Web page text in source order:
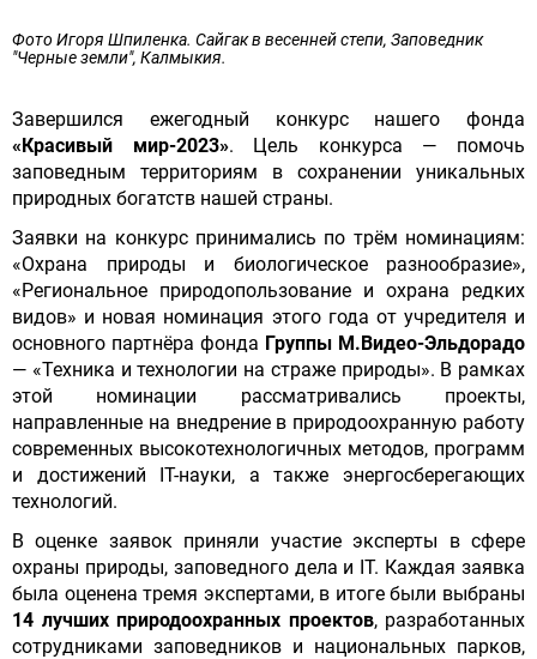
Фото Игоря Шпиленка. Сайгак в весенней степи, Заповедник
"Черные земли", Калмыкия.
Завершился ежегодный конкурс нашего фонда
«Красивый мир-2023». Цель конкурса — помочь
заповедным территориям в сохранении уникальных
природных богатств нашей страны.
Заявки на конкурс принимались по трём номинациям:
«Охрана природы и биологическое разнообразие»,
«Региональное природопользование и охрана редких
видов» и новая номинация этого года от учредителя и
основного партнёра фонда Группы М.Видео-Эльдорадо
— «Техника и технологии на страже природы». В рамках
этой номинации рассматривались проекты,
направленные на внедрение в природоохранную работу
современных высокотехнологичных методов, программ
и достижений IT-науки, а также энергосберегающих
технологий.
В оценке заявок приняли участие эксперты в сфере
охраны природы, заповедного дела и IT. Каждая заявка
была оценена тремя экспертами, в итоге были выбраны
14 лучших природоохранных проектов, разработанных
сотрудниками заповедников и национальных парков,